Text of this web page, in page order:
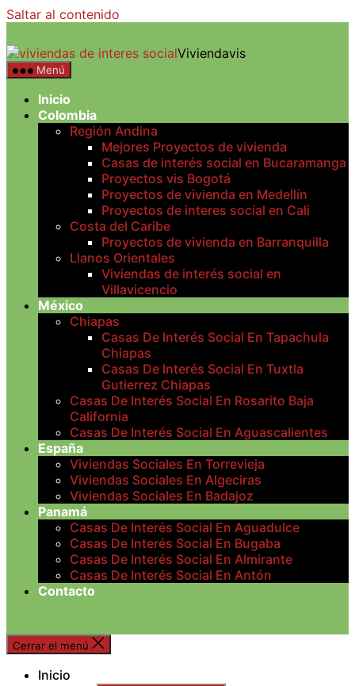
Saltar al contenido
Viviendavis
Menú
Inicio
Colombia
Región Andina
Mejores Proyectos de vivienda
Casas de interés social en Bucaramanga
Proyectos vis Bogotá
Proyectos de vivienda en Medellín
Proyectos de interes social en Cali
Costa del Caribe
Proyectos de vivienda en Barranquilla
Llanos Orientales
Viviendas de interés social en
Villavicencio
México
Chiapas
Casas De Interés Social En Tapachula
Chiapas
Casas De Interés Social En Tuxtla
Gutierrez Chiapas
Casas De Interés Social En Rosarito Baja
California
Casas De Interés Social En Aguascalientes
España
Viviendas Sociales En Torrevieja
Viviendas Sociales En Algeciras
Viviendas Sociales En Badajoz
Panamá
Casas De Interés Social En Aguadulce
Casas De Interés Social En Bugaba
Casas De Interés Social En Almirante
Casas De Interés Social En Antón
Contacto
Cerrar el menú
Inicio